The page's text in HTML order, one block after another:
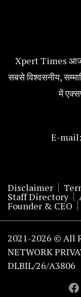
Xpert Times आज
सबसे विश्वसनीय,
में
E-mail:
Disclaimer
Staff Directory
Founder & CEO
2021-2026 © All
NETWORK
DLBIL/26/A3806